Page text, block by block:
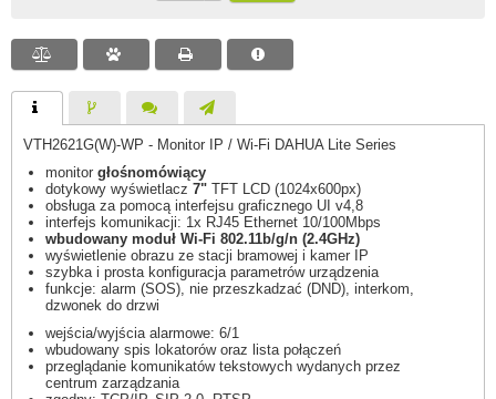
VTH2621G(W)-WP - Monitor IP / Wi-Fi DAHUA Lite Series
monitor głośnomówiący
dotykowy wyświetlacz 7" TFT LCD (1024x600px)
obsługa za pomocą interfejsu graficznego UI v4,8
interfejs komunikacji: 1x RJ45 Ethernet 10/100Mbps
wbudowany moduł Wi-Fi 802.11b/g/n (2.4GHz)
wyświetlenie obrazu ze stacji bramowej i kamer IP
szybka i prosta konfiguracja parametrów urządzenia
funkcje: alarm (SOS), nie przeszkadzać (DND), interkom,
dzwonek do drzwi
wejścia/wyjścia alarmowe: 6/1
wbudowany spis lokatorów oraz lista połączeń
przeglądanie komunikatów tekstowych wydanych przez
centrum zarządzania